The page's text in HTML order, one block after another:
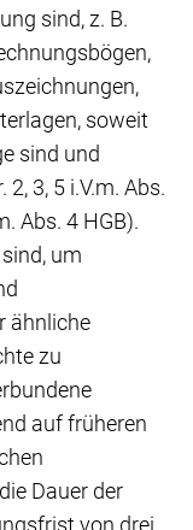
sind, z. B.
soweit
sind und
3, 5 i.V.m. Abs.
Abs. 4 HGB).
um
ähnliche
zu
auf früheren
Dauer der
von drei